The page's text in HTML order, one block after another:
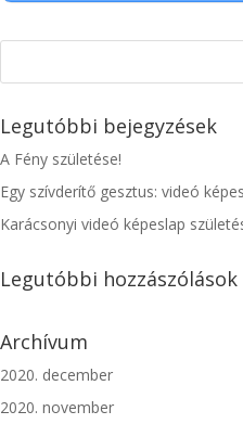
Legutóbbi bejegyzések
A Fény születése!
Egy szívderítő gesztus: videó
Karácsonyi videó képeslap
Legutóbbi hozzászólások
Archívum
2020. december
2020. november